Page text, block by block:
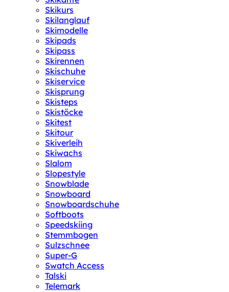
Skikurs
Skilanglauf
Skimodelle
Skipads
Skipass
Skirennen
Skischuhe
Skiservice
Skisprung
Skisteps
Skistöcke
Skitest
Skitour
Skiverleih
Skiwachs
Slalom
Slopestyle
Snowblade
Snowboard
Snowboardschuhe
Softboots
Speedskiing
Stemmbogen
Sulzschnee
Super-G
Swatch Access
Talski
Telemark